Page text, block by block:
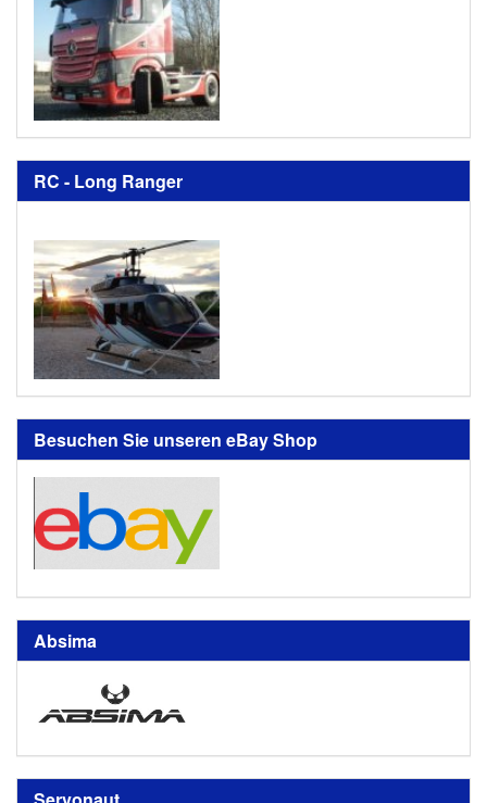
RC - Long Ranger
Besuchen Sie unseren eBay Shop
Absima